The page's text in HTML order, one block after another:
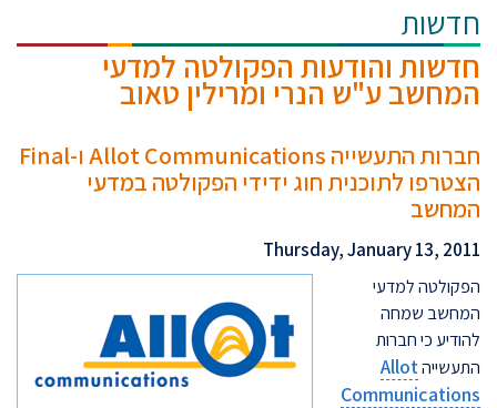
חדשות
חדשות והודעות הפקולטה למדעי
המחשב ע"ש הנרי ומרילין טאוב
חברות התעשייה Allot Communications ו-Final
הצטרפו לתוכנית חוג ידידי הפקולטה במדעי
המחשב
Thursday, January 13, 2011
הפקולטה למדעי
המחשב שמחה
להודיע כי חברות
התעשייהAllot
Communications